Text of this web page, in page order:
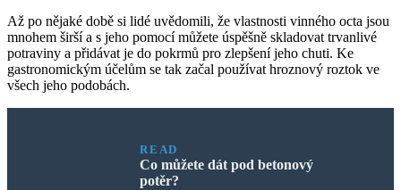
Až po nějaké době si lidé uvědomili, že vlastnosti vinného octa jsou
mnohem širší a s jeho pomocí můžete úspěšně skladovat trvanlivé
potraviny a přidávat je do pokrmů pro zlepšení jeho chuti. Ke
gastronomickým účelům se tak začal používat hroznový roztok ve
všech jeho podobách.
READ
Co můžete dát pod betonový
potěr?